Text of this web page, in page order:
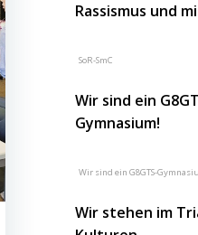
Rassismus und
SoR-SmC
Wir sind ein
Gymnasium!
Wir sind ein G8GTS-
Wir stehen im